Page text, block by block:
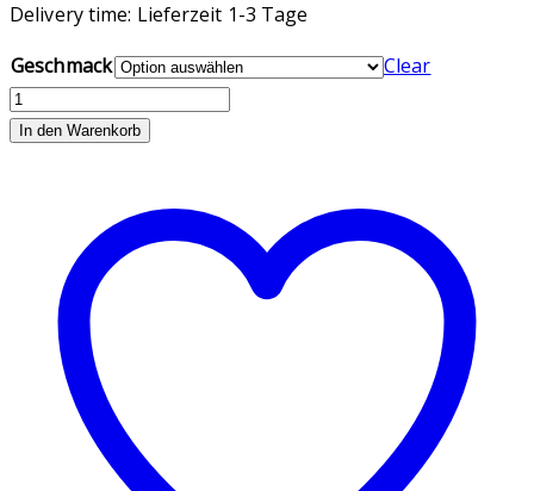
Delivery time: Lieferzeit 1-3 Tage
Geschmack
Clear
Vozol
Vista
10`000
Paff`s
20mg
Diverse
Geschmäcker
In den Warenkorb